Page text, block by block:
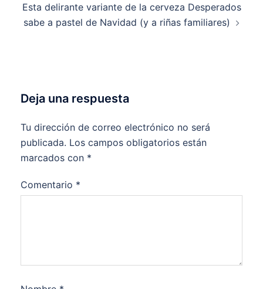
Esta delirante variante de la cerveza Desperados
sabe a pastel de Navidad (y a riñas familiares)
Deja una respuesta
Tu dirección de correo electrónico no será
publicada. Los campos obligatorios están
marcados con *
Comentario *